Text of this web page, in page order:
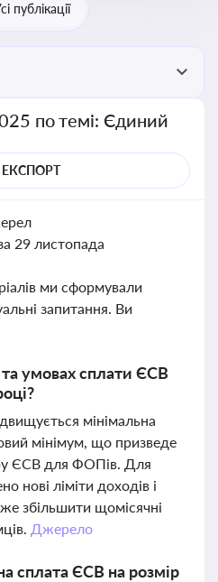
публікації
по темі: Єдиний
ЕКСПОРТ
29 листопада
ми сформували
запитання. Ви
та умовах сплати ЄСВ
мінімальна
мінімум, що призведе
ЄСВ для ФОПів. Для
нові ліміти доходів і
збільшити щомісячні
Джерело
сплата ЄСВ на розмір